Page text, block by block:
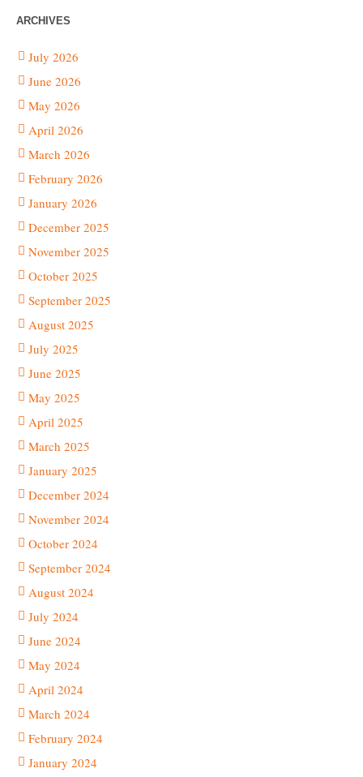
ARCHIVES
July 2026
June 2026
May 2026
April 2026
March 2026
February 2026
January 2026
December 2025
November 2025
October 2025
September 2025
August 2025
July 2025
June 2025
May 2025
April 2025
March 2025
January 2025
December 2024
November 2024
October 2024
September 2024
August 2024
July 2024
June 2024
May 2024
April 2024
March 2024
February 2024
January 2024